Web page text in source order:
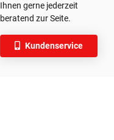
Ihnen gerne jederzeit
beratend zur Seite.
Kundenservice